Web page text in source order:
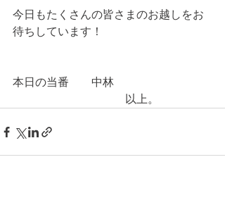
今日もたくさんの皆さまのお越しをお
待ちしています！
本日の当番　　中林
以上。